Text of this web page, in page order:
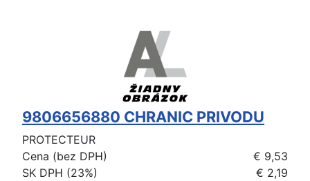
9806656880 CHRANIC PRIVODU
PROTECTEUR
Cena (bez DPH)
€ 9,53
SK DPH (23%)
€ 2,19